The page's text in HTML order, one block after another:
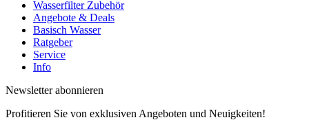
Wasserfilter Zubehör
Angebote & Deals
Basisch Wasser
Ratgeber
Service
Info
Newsletter abonnieren
Profitieren Sie von exklusiven Angeboten und Neuigkeiten!